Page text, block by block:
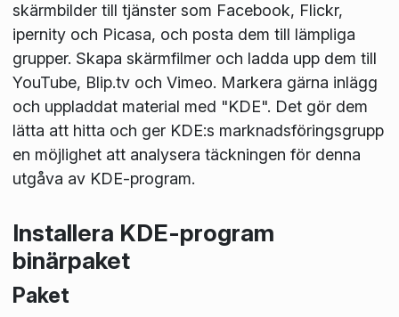
skärmbilder till tjänster som Facebook, Flickr,
ipernity och Picasa, och posta dem till lämpliga
grupper. Skapa skärmfilmer och ladda upp dem till
YouTube, Blip.tv och Vimeo. Markera gärna inlägg
och uppladdat material med "KDE". Det gör dem
lätta att hitta och ger KDE:s marknadsföringsgrupp
en möjlighet att analysera täckningen för denna
utgåva av KDE-program.
Installera KDE-program
binärpaket
Paket